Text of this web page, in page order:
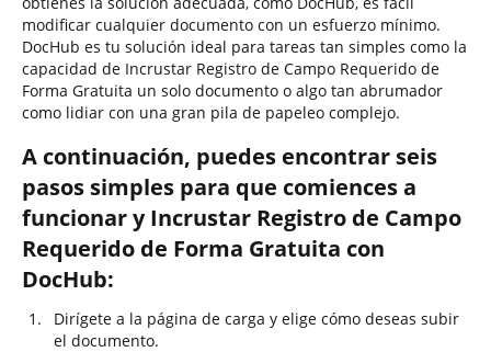
modificar cualquier documento con un esfuerzo mínimo.
DocHub es tu solución ideal para tareas tan simples como la
capacidad de Incrustar Registro de Campo Requerido de
Forma Gratuita un solo documento o algo tan abrumador
como lidiar con una gran pila de papeleo complejo.
A continuación, puedes encontrar seis
pasos simples para que comiences a
funcionar y Incrustar Registro de Campo
Requerido de Forma Gratuita con
DocHub:
Dirígete a la página de carga y elige cómo deseas subir
el documento.